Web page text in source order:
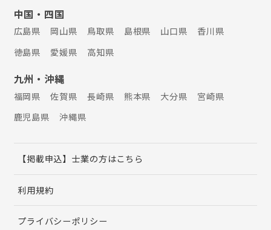
中国・四国
広島県 岡山県 鳥取県 島根県 山口県
香川県
徳島県
愛媛県 高知県
九州・沖縄
福岡県 佐賀県 長崎県 熊本県 大分県
宮崎県
鹿児島県
沖縄県
【掲載申込】士業の方はこちら
利用規約
プライバシーポリシー